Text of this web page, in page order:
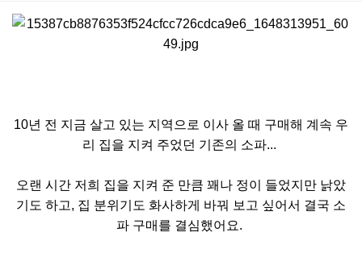
본문
10년 전 지금 살고 있는 지역으로 이사 올 때 구매해 계속 우
리 집을 지켜 주었던 기존의 소파...
오랜 시간 저희 집을 지켜 준 만큼 꽤나 정이 들었지만 낡았
기도 하고, 집 분위기도 화사하게 바꿔 보고 싶어서 결국 소
파 구매를 결심했어요.